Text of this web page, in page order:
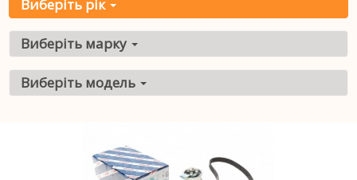
Виберіть рік
Виберіть марку
Виберіть модель